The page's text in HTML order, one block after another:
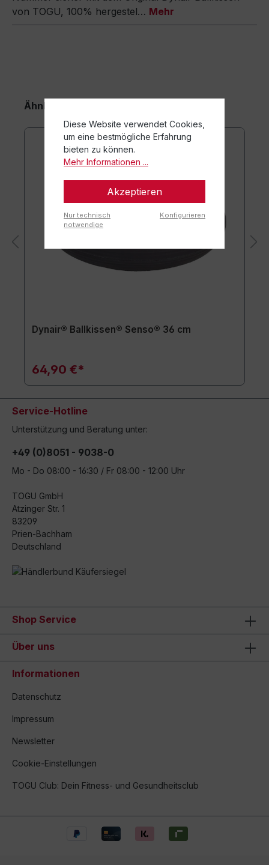
von TOGU, 100% hergestel… Mehr
Ähnliche Artikel
Dynair® Ballkissen® Senso® 36 cm
64,90 €*
Service-Hotline
Unterstützung und Beratung unter:
+49 (0)8051 - 9038-0
Mo - Do 08:00 - 16:30 / Fr 08:00 - 12:00 Uhr
TOGU GmbH
Atzinger Str. 1
83209
Prien-Bachham
Deutschland
Shop Service
Über uns
Informationen
Datenschutz
Impressum
Newsletter
Cookie-Einstellungen
TOGU Club: Dein Fitness- und Gesundheitsclub
Diese Website verwendet Cookies,
um eine bestmögliche Erfahrung
bieten zu können.
Mehr Informationen ...
Akzeptieren
Nur technisch
notwendige
Konfigurieren